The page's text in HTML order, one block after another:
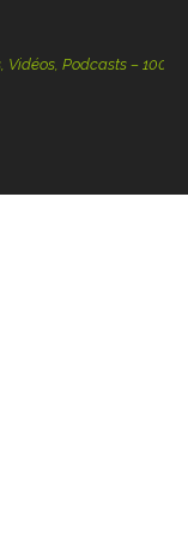
Podcasts – 100 %